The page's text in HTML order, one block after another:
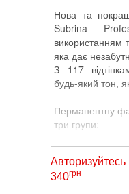
Нова та
Subrina
використанням
яка дає
З 117
будь-який тон,
Перманентну
три групи:
1.
натуральних,
кольорів.
Авторизуйтесь
340грн